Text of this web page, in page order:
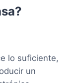
lo suficiente,
un